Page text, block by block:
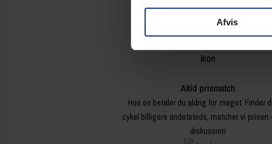
v
Afvis
Altid prismatch
Hos os betaler du aldrig for meget. Finder
cykel billigere andetsteds, matcher vi prisen
diskussion